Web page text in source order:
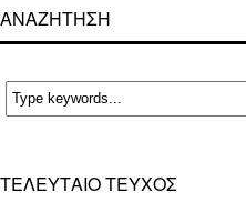
ΑΝΑΖΗΤΗΣΗ
ΤΕΛΕΥΤΑΙΟ ΤΕΥΧΟΣ